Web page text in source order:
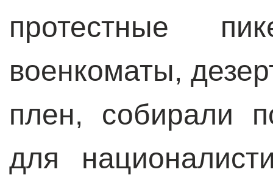
протестные
военкоматы,
плен, собирали
для